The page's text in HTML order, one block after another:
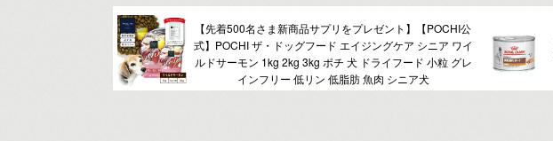
【先着500名さま新商品サプリをプレゼント】【POCHI公
式】POCHI ザ・ドッグフード エイジングケア シニア ワイ
ルドサーモン 1kg 2kg 3kg ポチ 犬 ドライフード 小粒 グレ
インフリー 低リン 低脂肪 魚肉 シニア犬